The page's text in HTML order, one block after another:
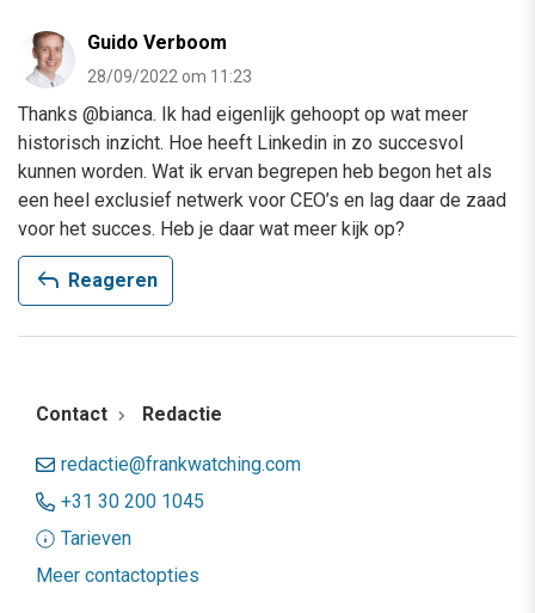
Guido Verboom
28/09/2022 om 11:23
Thanks @bianca. Ik had eigenlijk gehoopt op wat meer
historisch inzicht. Hoe heeft Linkedin in zo succesvol
kunnen worden. Wat ik ervan begrepen heb begon het als
een heel exclusief netwerk voor CEO’s en lag daar de zaad
voor het succes. Heb je daar wat meer kijk op?
reply Reageren
Contact Redactie
redactie@frankwatching.com
+31 30 200 1045
Tarieven
Meer contactopties